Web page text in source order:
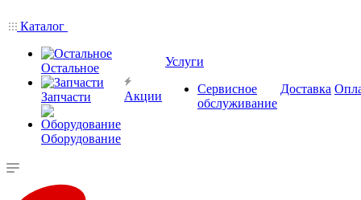
Каталог
Остальное
Запчасти
Оборудование
Акции
Услуги
Сервисное
обслуживание
Доставка